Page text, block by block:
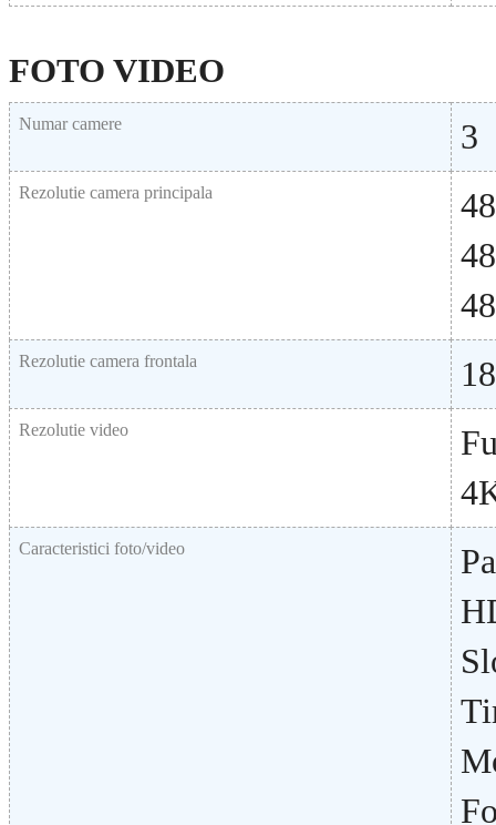
FOTO VIDEO
Numar camere 3
Rezolutie camera principala
Rezolutie camera frontala
Rezolutie video
Caracteristici foto/video